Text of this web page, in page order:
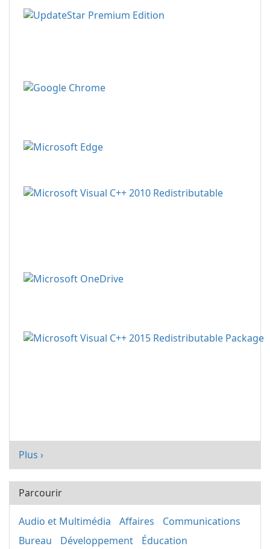
Plus ›
Parcourir
Audio et Multimédia Affaires
Communications
Bureau
Développement
Éducation